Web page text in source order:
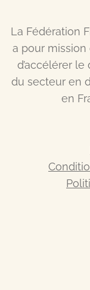
La Fédération
a pour
d’accélérer
du secteur en
en